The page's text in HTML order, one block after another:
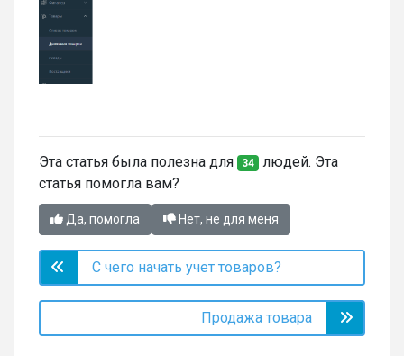
Эта статья была полезна для 34 людей. Эта
статья помогла вам?
Да, помогла Нет, не для меня
С чего начать учет товаров?
Продажа товара